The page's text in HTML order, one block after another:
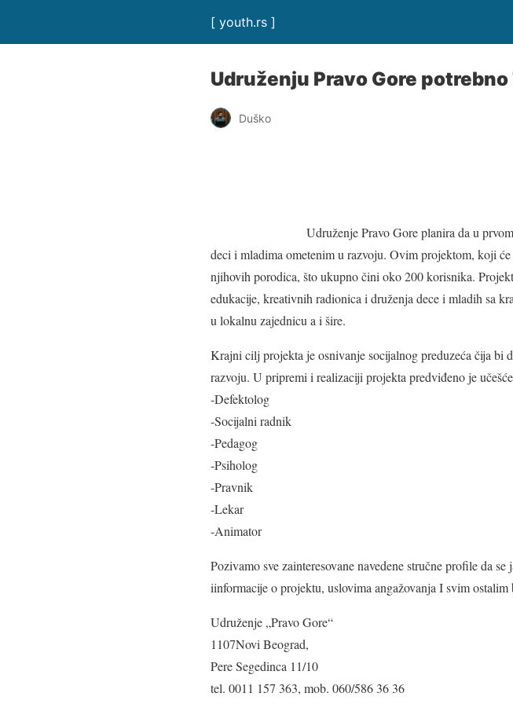
[ youth.rs ]
Udruženju Pravo Gore
Duško
Udruženje Pravo Gore planira da u
deci i mladima ometenim u razvoju. Ovim projektom, koji
njihovih porodica, što ukupno čini oko 200 korisnika.
edukacije, kreativnih radionica i druženja dece i mladih sa
u lokalnu zajednicu a i šire.
Krajni cilj projekta je osnivanje socijalnog preduzeća čija bi
razvoju. U pripremi i realizaciji projekta predviđeno je
-Defektolog
-Socijalni radnik
-Pedagog
-Psiholog
-Pravnik
-Lekar
-Animator
Pozivamo sve zainteresovane navedene stručne profile da
iinformacije o projektu, uslovima angažovanja I svim
Udruženje „Pravo Gore“
1107Novi Beograd,
Pere Segedinca 11/10
tel. 0011 157 363, mob. 060/586 36 36